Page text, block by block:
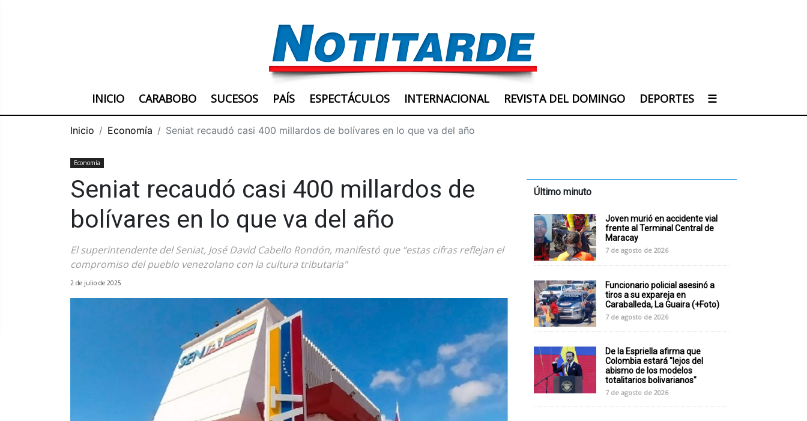
INICIO CARABOBO SUCESOS PAÍS ESPECTÁCULOS INTERNACIONAL REVISTA DEL DOMINGO DEPORTES ☰
Inicio Economía Seniat recaudó casi 400 millardos de bolívares en lo que va del año
Economía
Seniat recaudó casi 400 millardos de
bolívares en lo que va del año
El superintendente del Seniat, José David Cabello Rondón, manifestó que “estas cifras reflejan el
compromiso del pueblo venezolano con la cultura tributaria"
2 de julio de 2025
Último minuto
Joven murió en accidente vial
frente al Terminal Central de
Maracay
7 de agosto de 2026
Funcionario policial asesinó a
tiros a su expareja en
Caraballeda, La Guaira (+Foto)
7 de agosto de 2026
De la Espriella afirma que
Colombia estará "lejos del
abismo de los modelos
totalitarios bolivarianos"
7 de agosto de 2026